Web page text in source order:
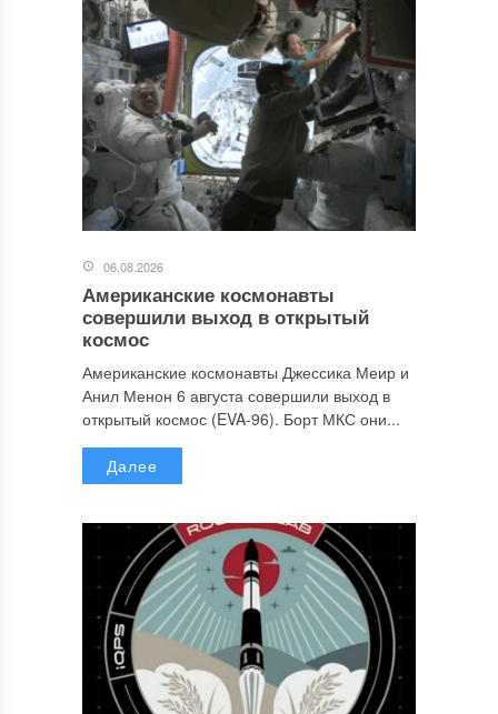
06.08.2026
Американские космонавты
совершили выход в открытый
космос
Американские космонавты Джессика Меир и
Анил Менон 6 августа совершили выход в
открытый космос (EVA-96). Борт МКС они...
Далее